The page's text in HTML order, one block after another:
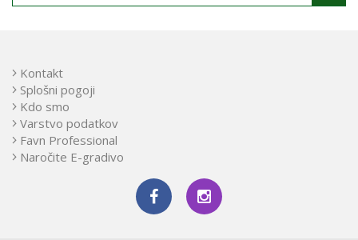
Kontakt
Splošni pogoji
Kdo smo
Varstvo podatkov
Favn Professional
Naročite E-gradivo